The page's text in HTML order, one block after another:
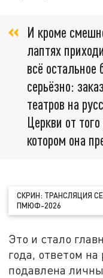
И кроме
лаптях
всё
серьёзно:
театров на
Церкви от
котором она
СКРИН: ТРАНСЛЯЦИЯ
ПМЮФ-2026
Это и стало
года, ответом
подавлена